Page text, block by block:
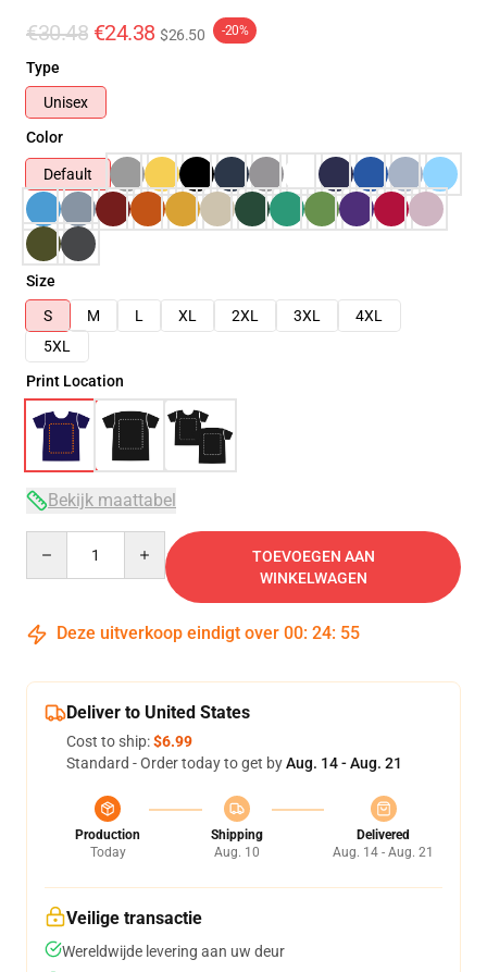
€30.48 €24.38 $26.50 -20%
Type
Unisex
Color
Default
Size
S
M L XL 2XL 3XL
4XL
5XL
Print Location
Bekijk maattabel
TOEVOEGEN AAN
WINKELWAGEN
Deze uitverkoop eindigt over 00: 24: 54
Deliver to United States
Cost to ship:$6.99
Standard - Order today to get byAug. 14 - Aug. 21
Production
Today
Shipping
Aug. 10
Delivered
Aug. 14 - Aug. 21
Veilige transactie
Wereldwijde levering aan uw deur